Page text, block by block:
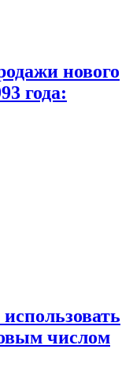
нового
года:
числом